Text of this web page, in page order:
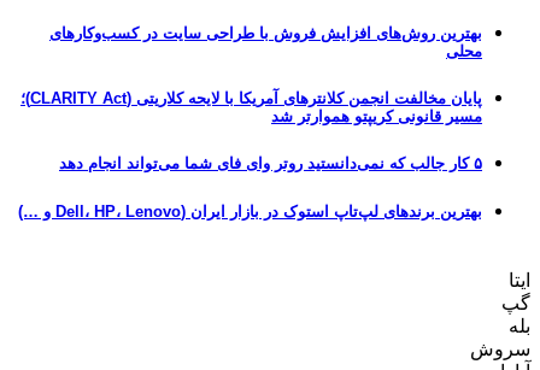
بهترین روش‌های افزایش فروش با طراحی سایت در کسب‌وکارهای
محلی
پایان مخالفت انجمن کلانترهای آمریکا با لایحه کلاریتی (CLARITY Act)؛
مسیر قانونی کریپتو هموارتر شد
۵ کار جالب که نمی‌دانستید روتر وای فای شما می‌تواند انجام دهد
بهترین برندهای لپ‌تاپ استوک در بازار ایران (Dell، HP، Lenovo و …)
ایتا
گپ
بله
سروش